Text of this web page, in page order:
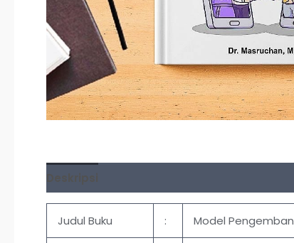
Deskripsi
Judul Buku : Model